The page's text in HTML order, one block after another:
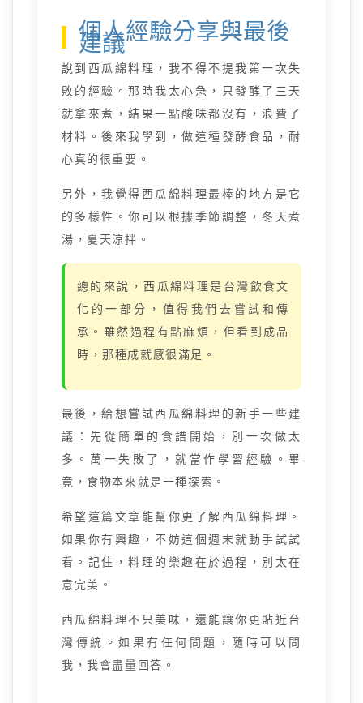
個人經驗分享與最後
建議
說到西瓜綿料理，我不得不提我第一次失
敗的經驗。那時我太心急，只發酵了三天
就拿來煮，結果一點酸味都沒有，浪費了
材料。後來我學到，做這種發酵食品，耐
心真的很重要。
另外，我覺得西瓜綿料理最棒的地方是它
的多樣性。你可以根據季節調整，冬天煮
湯，夏天涼拌。
總的來說，西瓜綿料理是台灣飲食文
化的一部分，值得我們去嘗試和傳
承。雖然過程有點麻煩，但看到成品
時，那種成就感很滿足。
最後，給想嘗試西瓜綿料理的新手一些建
議：先從簡單的食譜開始，別一次做太
多。萬一失敗了，就當作學習經驗。畢
竟，食物本來就是一種探索。
希望這篇文章能幫你更了解西瓜綿料理。
如果你有興趣，不妨這個週末就動手試試
看。記住，料理的樂趣在於過程，別太在
意完美。
西瓜綿料理不只美味，還能讓你更貼近台
灣傳統。如果有任何問題，隨時可以問
我，我會盡量回答。